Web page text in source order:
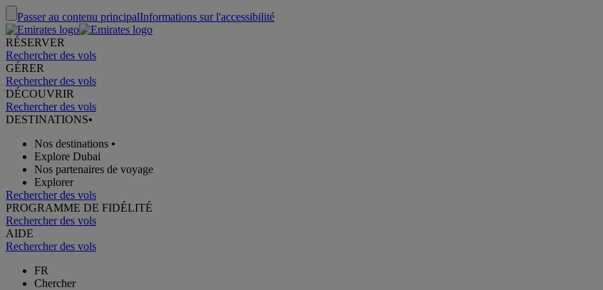
Passer au contenu principalInformations sur l'accessibilité
RÉSERVER
Rechercher des vols
GÉRER
Rechercher des vols
DÉCOUVRIR
Rechercher des vols
DESTINATIONS•
Nos destinations •
Explore Dubai
Nos partenaires de voyage
Explorer
Rechercher des vols
PROGRAMME DE FIDÉLITÉ
Rechercher des vols
AIDE
Rechercher des vols
FR
Chercher